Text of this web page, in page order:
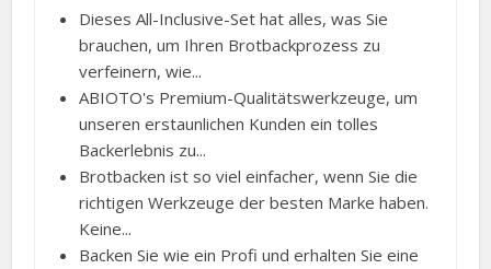
Dieses All-Inclusive-Set hat alles, was Sie
brauchen, um Ihren Brotbackprozess zu
verfeinern, wie...
ABIOTO's Premium-Qualitätswerkzeuge, um
unseren erstaunlichen Kunden ein tolles
Backerlebnis zu...
Brotbacken ist so viel einfacher, wenn Sie die
richtigen Werkzeuge der besten Marke haben.
Keine...
Backen Sie wie ein Profi und erhalten Sie eine